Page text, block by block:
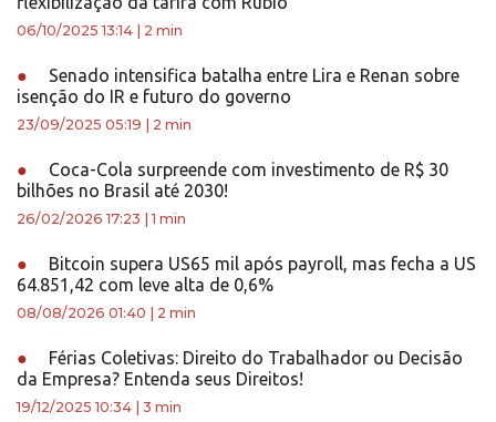
06/10/2025 13:14 2 min
●
Senado intensifica batalha entre Lira e Renan sobre
isenção do IR e futuro do governo
23/09/2025 05:19 2 min
●
Coca-Cola surpreende com investimento de R$ 30
bilhões no Brasil até 2030!
26/02/2026 17:23 |1 min
●
Bitcoin supera US65 mil após payroll, mas fecha a US
64.851,42 com leve alta de 0,6%
08/08/2026 01:40 2 min
●
Férias Coletivas: Direito do Trabalhador ou Decisão
da Empresa? Entenda seus Direitos!
19/12/2025 10:34 3 min